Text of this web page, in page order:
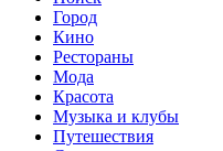
Город
Кино
Рестораны
Мода
Красота
Музыка и клубы
Путешествия